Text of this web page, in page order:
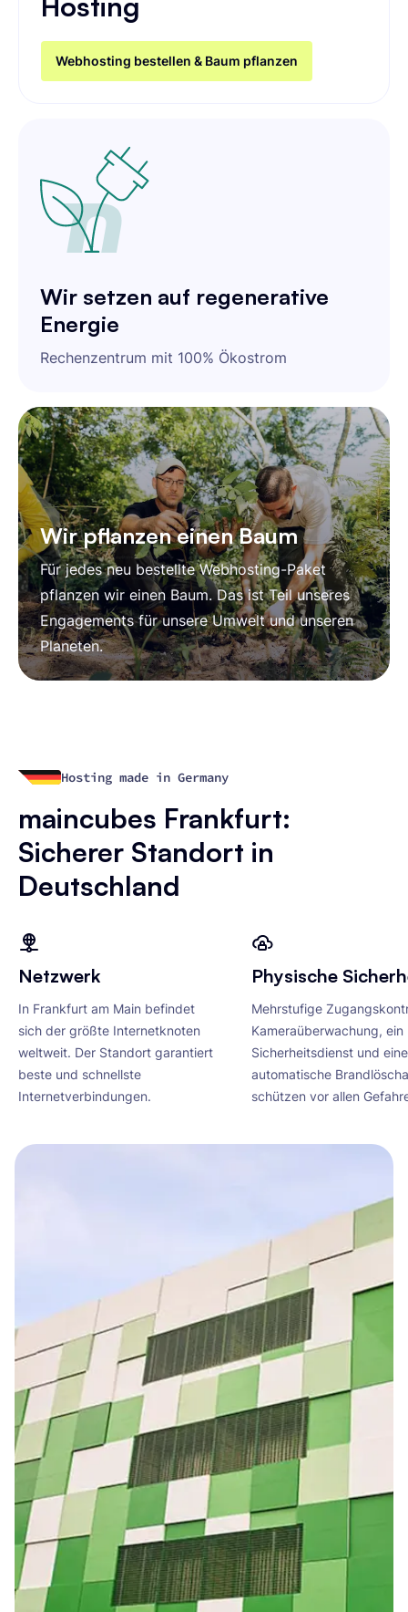
Webhosting bestellen & Baum pflanzen
Wir setzen auf regenerative
Energie
Rechenzentrum mit 100% Ökostrom
Wir pflanzen einen Baum
Für jedes neu bestellte Webhosting-Paket
pflanzen wir einen Baum. Das ist Teil unseres
Engagements für unsere Umwelt und unseren
Planeten.
Hosting made in Germany
maincubes Frankfurt:
Sicherer Standort in
Deutschland
Netzwerk
In Frankfurt am Main befindet
sich der größte Internetknoten
weltweit. Der Standort garantiert
beste und schnellste
Internetverbindungen.
Physische
Mehrstufige
Kameraüberwachung, ein
Sicherheitsdienst und
automatische
schützen vor allen